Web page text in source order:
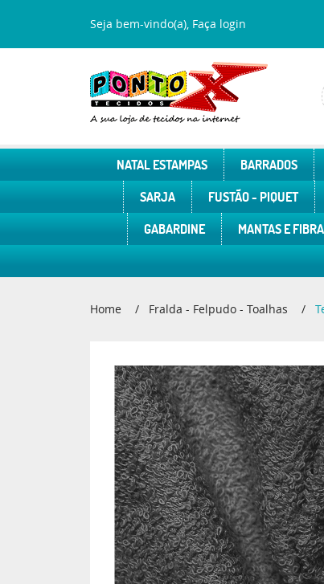
Seja bem-vindo(a), Faça login
NATAL ESTAMPAS BARRADOS
SARJA
FUSTÃO - PIQUET
GABARDINE
MANTAS E
Home Fralda - Felpudo - Toalhas